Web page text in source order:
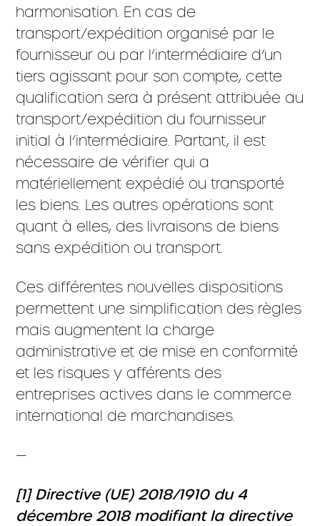
harmonisation. En cas de
transport/expédition organisé par le
fournisseur ou par l’intermédiaire d’un
tiers agissant pour son compte, cette
qualification sera à présent attribuée au
transport/expédition du fournisseur
initial à l’intermédiaire. Partant, il est
nécessaire de vérifier qui a
matériellement expédié ou transporté
les biens. Les autres opérations sont
quant à elles, des livraisons de biens
sans expédition ou transport.
Ces différentes nouvelles dispositions
permettent une simplification des règles
mais augmentent la charge
administrative et de mise en conformité
et les risques y afférents des
entreprises actives dans le commerce
international de marchandises.
—
[1] Directive (UE) 2018/1910 du 4
décembre 2018 modifiant la directive